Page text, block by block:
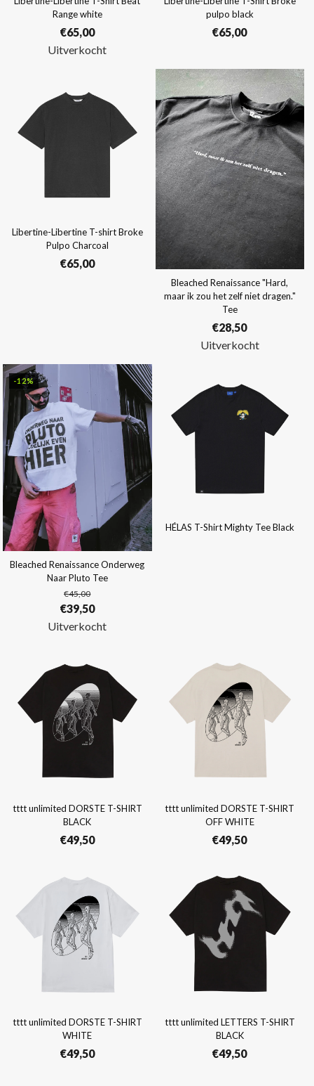
Range white
€65,00
Uitverkocht
pulpo black
€65,00
Libertine-Libertine T-shirt Broke
Pulpo Charcoal
€65,00
Bleached Renaissance "Hard,
maar ik zou het zelf niet dragen."
Tee
€28,50
Uitverkocht
-12%
Bleached Renaissance Onderweg
Naar Pluto Tee
€45,00
Oorspronkelijke
prijs
€39,50Huidige
prijs
Uitverkocht
HÉLAS T-Shirt Mighty Tee Black
tttt unlimited DORSTE T-SHIRT
BLACK
€49,50
tttt unlimited DORSTE T-SHIRT
OFF WHITE
€49,50
tttt unlimited DORSTE T-SHIRT
WHITE
€49,50
tttt unlimited LETTERS T-SHIRT
BLACK
€49,50